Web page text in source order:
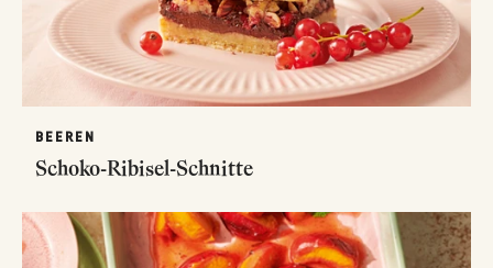
BEEREN
Schoko-Ribisel-Schnitte